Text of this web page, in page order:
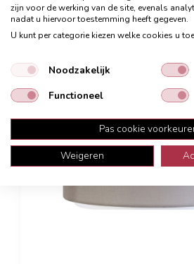
Plafondlamp Rod
Plafondlampen